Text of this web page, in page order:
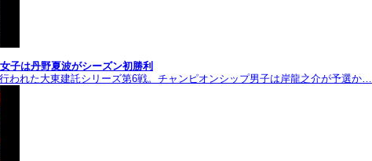
子は丹野夏波がシーズン初勝利
われた大東建託シリーズ第6戦。チャンピオンシップ男子は岸龍之介が予選か…